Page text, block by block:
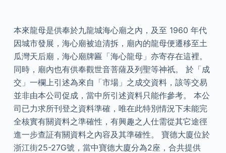
本來龍母是供奉於九龍城海心廟之內，及至 1960 年代
因城市發展，海心廟被迫清拆，廟內的龍母便遷移至土
瓜灣天后廟，海心廟牌匾「海心龍母」亦寄存在這裡。
同時，廟內也有供奉觀世音菩薩及列聖等神祇。 於「成
交」一欄上引述為來自「市場」之成交資料，該等交易
並非由本公司促成，當中所引述資料只能作參考。 本公
司已力求所刊登之資料準確，唯在此特別情況下未能完
全核實有關資料之準確性，有興趣之人仕需從其它途徑
進一步查証有關資料之內容及其準確性。 寶德大廈位於
浙江街25-27G號，當中寶德大廈分為2座，合共提供